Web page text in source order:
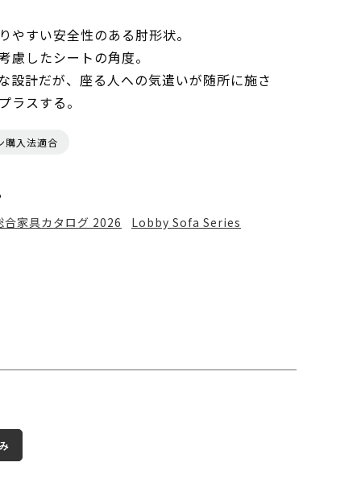
やすい安全性のある肘形状。
慮したシートの角度。
設計だが、座る人への気遣いが随所に施さ
ラスする。
購入法適合
合家具カタログ 2026 Lobby Sofa Series